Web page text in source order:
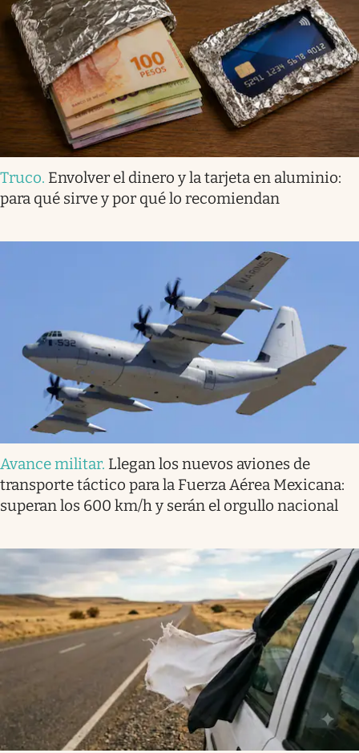
Truco. Envolver el dinero y la tarjeta en aluminio:
para qué sirve y por qué lo recomiendan
Avance militar. Llegan los nuevos aviones de
transporte táctico para la Fuerza Aérea Mexicana:
superan los 600 km/h y serán el orgullo nacional